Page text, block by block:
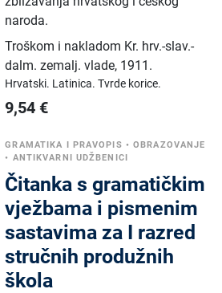
naroda.
Troškom i nakladom Kr. hrv.-slav.-
dalm. zemalj. vlade, 1911.
Hrvatski. Latinica.Tvrde korice.
9,54 €
GRAMATIKA I PRAVOPIS •OBRAZOVANJE
• ANTIKVARNI UDŽBENICI
Čitanka s gramatičkim
vježbama i pismenim
sastavima za I razred
stručnih produžnih
škola